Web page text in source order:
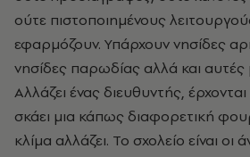
ούτε πιστοποιημένους
εφαρμόζουν. Υπάρχουν νησίδες
νησίδες παρωδίας αλλά και αυτές
Αλλάζει ένας διευθυντής,
σκάει μια κάπως διαφορετική
κλίμα αλλάζει. Το σχολείο είναι